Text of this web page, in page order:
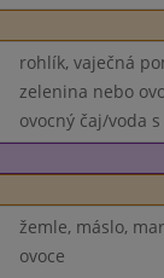
rohlík, vaječná
zelenina nebo
ovocný čaj/voda
žemle, máslo,
ovoce